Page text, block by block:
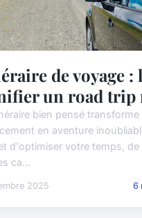
de voyage :
un road trip
bien pensé
en aventure
d'optimiser votre temps, de
ca...
2025 6